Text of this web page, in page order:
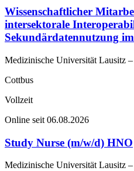
Wissenschaftlicher
intersektorale
Sekundärdatennutzung im
Medizinische Universität Lausitz
Cottbus
Vollzeit
Online seit 06.08.2026
Study Nurse (m/w/d) HNO
Medizinische Universität Lausitz